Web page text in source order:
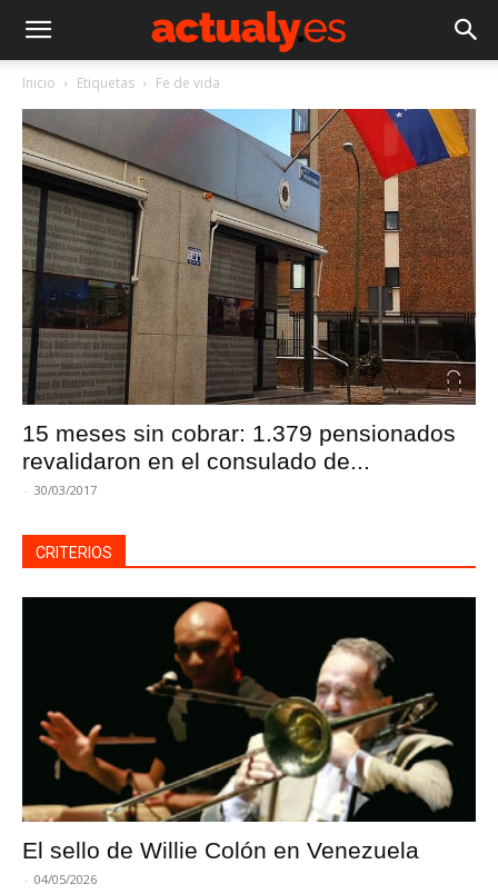
Inicio Etiquetas Fe de vida
15 meses sin cobrar: 1.379 pensionados
revalidaron en el consulado de...
- 30/03/2017
CRITERIOS
El sello de Willie Colón en Venezuela
- 04/05/2026